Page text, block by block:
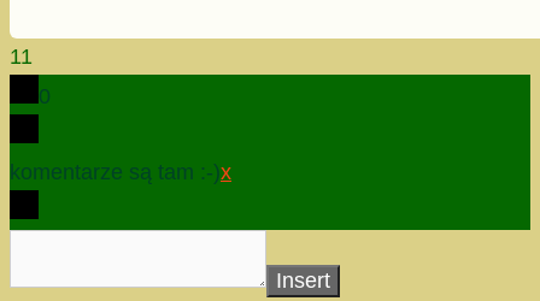
11
0
komentarze są tam :-)x
Insert